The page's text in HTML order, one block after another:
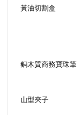
黃油切割盒
銅木質商務寶珠筆
山型夾子